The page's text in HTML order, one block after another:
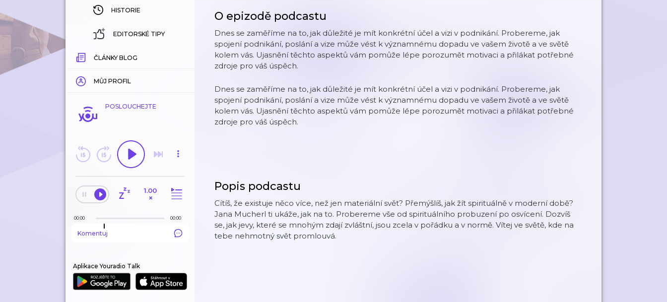
HISTORIE
EDITORSKÉ TIPY
ČLÁNKY BLOG
MŮJ PROFIL
POSLOUCHEJTE
1.00
×
00:00 00:00
Komentuj
Aplikace Youradio Talk
O epizodě podcastu
Dnes se zaměříme na to, jak důležité je mít konkrétní účel a vizi v podnikání. Probereme, jak
spojení podnikání, poslání a vize může vést k významnému dopadu ve vašem životě a ve světě
kolem vás. Ujasnění těchto aspektů vám pomůže lépe porozumět motivaci a přilákat potřebné
zdroje pro váš úspěch.
Dnes se zaměříme na to, jak důležité je mít konkrétní účel a vizi v podnikání. Probereme, jak
spojení podnikání, poslání a vize může vést k významnému dopadu ve vašem životě a ve světě
kolem vás. Ujasnění těchto aspektů vám pomůže lépe porozumět motivaci a přilákat potřebné
zdroje pro váš úspěch.
Popis podcastu
Cítíš, že existuje něco více, než jen materiální svět? Přemýšlíš, jak žít spirituálně v moderní době?
Jana Mucherl ti ukáže, jak na to. Probereme vše od spirituálního probuzení po osvícení. Dozvíš
se, jak jevy, které se mnohým zdají zvláštní, jsou zcela v pořádku a v normě. Vítej ve světě, kde na
tebe nehmotný svět promlouvá.